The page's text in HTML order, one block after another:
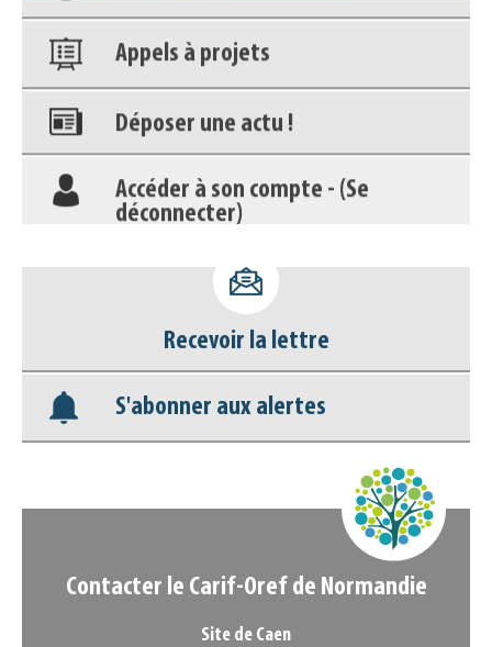
déconnecter)
Nos veilles Scoop.it
Appels à projets
Recevoir la lettre
S'abonner aux alertes
Contacter le Carif-Oref de Normandie
Site de Caen